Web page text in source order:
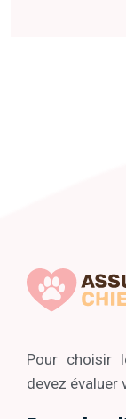
Pour choisir
devez évaluer